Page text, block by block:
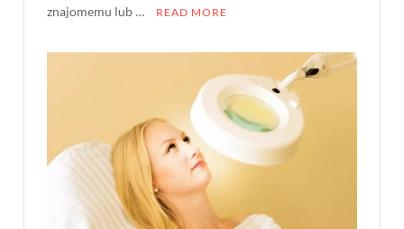
znajomemu lub …
READ MORE